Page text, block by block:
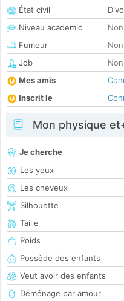
État civil
Niveau academic
Fumeur
Job
Mes amis
Inscrit le
Mon physique
Je cherche
Les yeux
Les cheveux
Silhouette
Taille
Poids
Possède des enfants
Veut avoir des enfants
Déménage par amour